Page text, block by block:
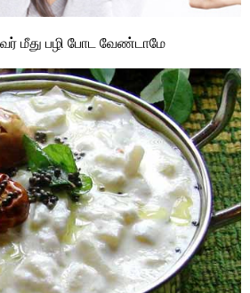
மீது பழி போட வேண்டாமே